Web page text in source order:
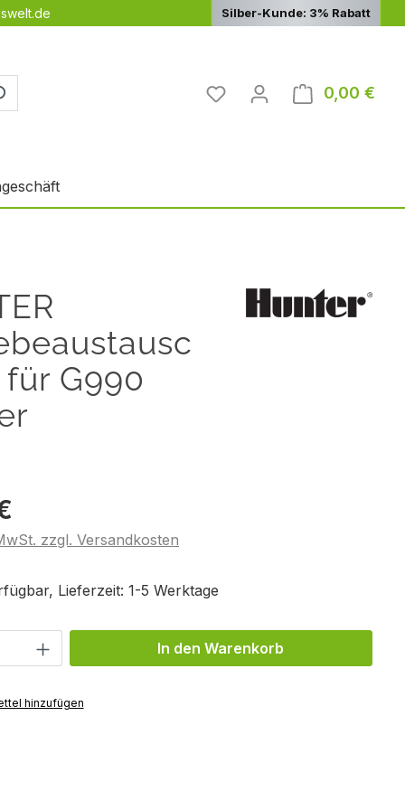
Du hast 0 Produkte auf
0,00 €
Silber-Kunde: 3% Rabatt
G990
zzgl. Versandkosten
Lieferzeit: 1-5 Werktage
Gib den gewünschten Wert
In den Warenkorb
hinzufügen